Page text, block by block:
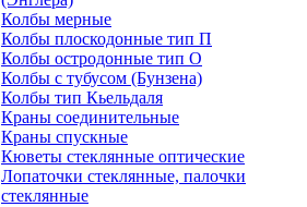
Колбы мерные
Колбы плоскодонные тип П
Колбы остродонные тип О
Колбы с тубусом (Бунзена)
Колбы тип Кьельдаля
Краны соединительные
Краны спускные
Кюветы стеклянные оптические
Лопаточки стеклянные, палочки
стеклянные